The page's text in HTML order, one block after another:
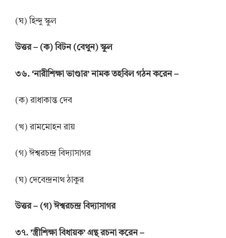
(ঘ) হিন্দু স্কুল
উত্তর– (ক) বিটন (বেথুন) স্কুল
৩৬. ‘নারীশিক্ষা ভাণ্ডার’ নামক তহবিল গঠন করেন –
(ক) রাধাকান্ত দেব
(খ) রামমোহন রায়
(গ) ঈশ্বরচন্দ্র বিদ্যাসাগর
(ঘ) দেবেন্দ্রনাথ ঠাকুর
উত্তর– (গ) ঈশ্বরচন্দ্র বিদ্যাসাগর
৩৭. ’স্ত্রীশিক্ষা বিধায়ক’ গ্রন্থ রচনা করেন –